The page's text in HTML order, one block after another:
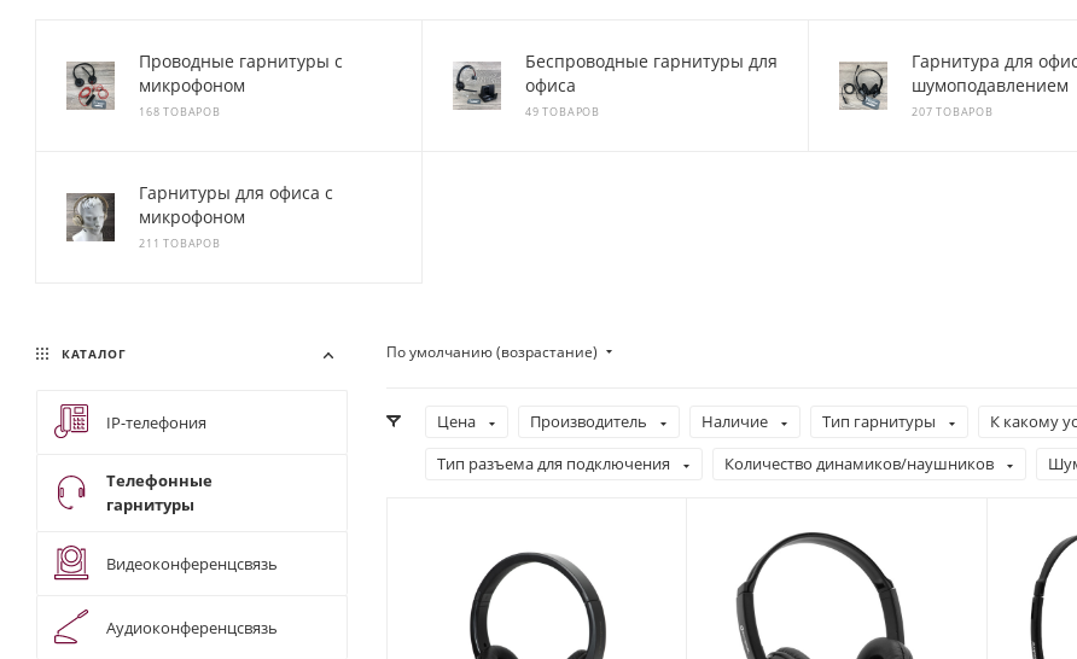
Проводные гарнитуры с
микрофоном
168 ТОВАРОВ
Беспроводные гарнитуры для
офиса
49 ТОВАРОВ
Гарнитура для
шумоподавлением
207 ТОВАРОВ
Гарнитуры для офиса с
микрофоном
211 ТОВАРОВ
По умолчанию (возрастание)
Цена Производитель Наличие Тип гарнитуры
К какому
Тип разъема для подключения
Количество динамиков/наушников
КАТАЛОГ
IP-телефония
Телефонные
гарнитуры
Видеоконференцсвязь
Аудиоконференцсвязь